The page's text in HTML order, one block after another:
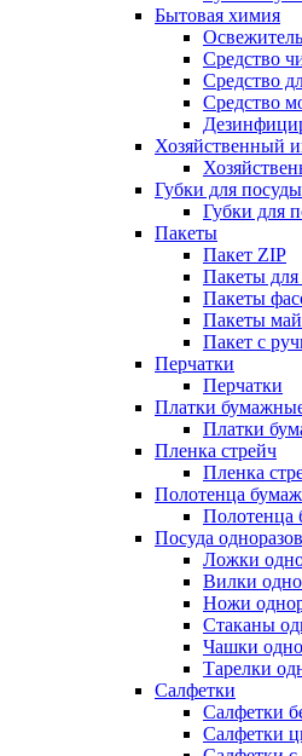
Бытовая химия
Средство
Средство
Средство
Хозяйственный
Губки для посуды
Губки для
Пакеты
Пакет ZIP
Пакеты для
Пакеты
Пакеты
Пакет с
Перчатки
Перчатки
Платки
Платки
Пленка стрейч
Пленка
Полотенца
Полотенца
Посуда
Ложки
Вилки
Ножи
Стаканы
Чашки
Тарелки
Салфетки
Салфетки
Салфетки